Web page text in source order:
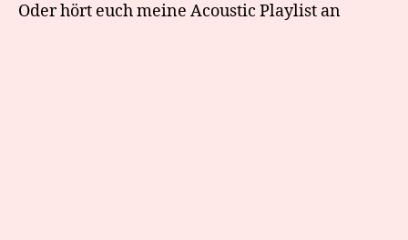
Oder hört euch meine Acoustic Playlist an